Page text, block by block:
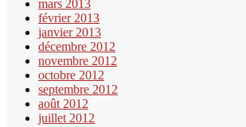
mars 2013
février 2013
janvier 2013
décembre 2012
novembre 2012
octobre 2012
septembre 2012
août 2012
juillet 2012